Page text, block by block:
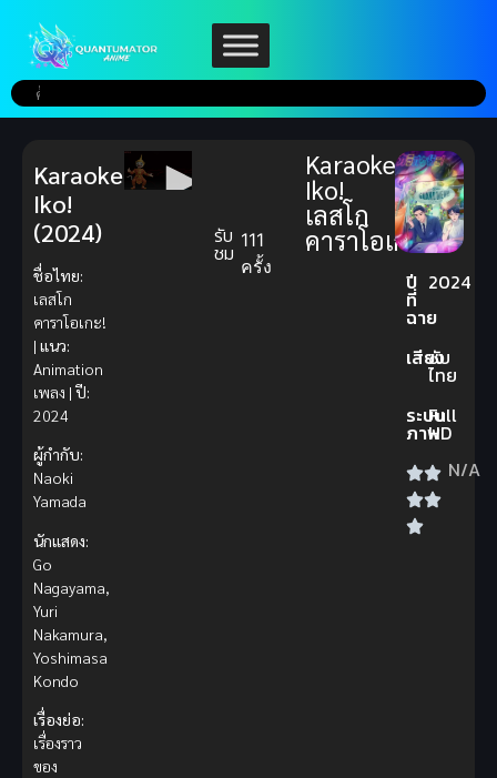
รับ
ชม 111
ครั้ง
Karaoke
Iko!
เลสโก
คาราโอเกะ!
ปี
ที่
ฉาย
2024
เสียง
ซับ
ไทย
ระบบ
ภาพ
Full
HD
N/A
Karaoke
Iko!
(2024)
ชื่อไทย:
เลสโก
คาราโอเกะ!
| แนว:
Animation
เพลง | ปี:
2024
ผู้กำกับ:
Naoki
Yamada
นักแสดง:
Go
Nagayama,
Yuri
Nakamura,
Yoshimasa
Kondo
เรื่องย่อ:
เรื่องราว
ของ